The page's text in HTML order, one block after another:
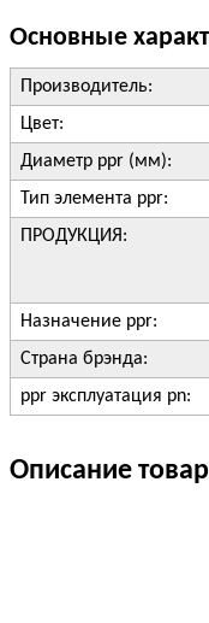
Основные
Производитель:
Цвет:
Диаметр ppr (мм):
Тип элемента ppr:
ПРОДУКЦИЯ:
Назначение ppr:
Страна брэнда:
ppr эксплуатация pn:
Описание